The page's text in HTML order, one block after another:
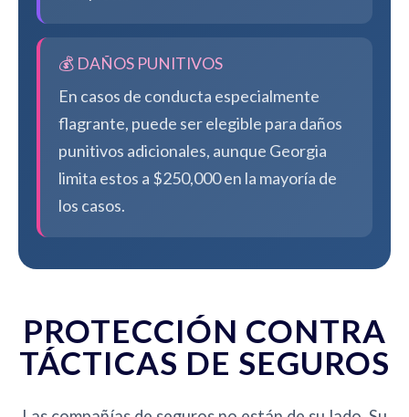
💰 DAÑOS PUNITIVOS
En casos de conducta especialmente
flagrante, puede ser elegible para daños
punitivos adicionales, aunque Georgia
limita estos a $250,000 en la mayoría de
los casos.
PROTECCIÓN CONTRA
TÁCTICAS DE SEGUROS